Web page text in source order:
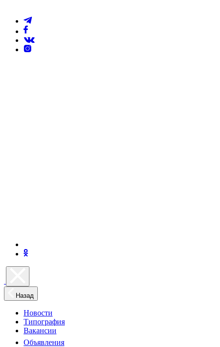
Назад
Новости
Типография
Вакансии
Объявления